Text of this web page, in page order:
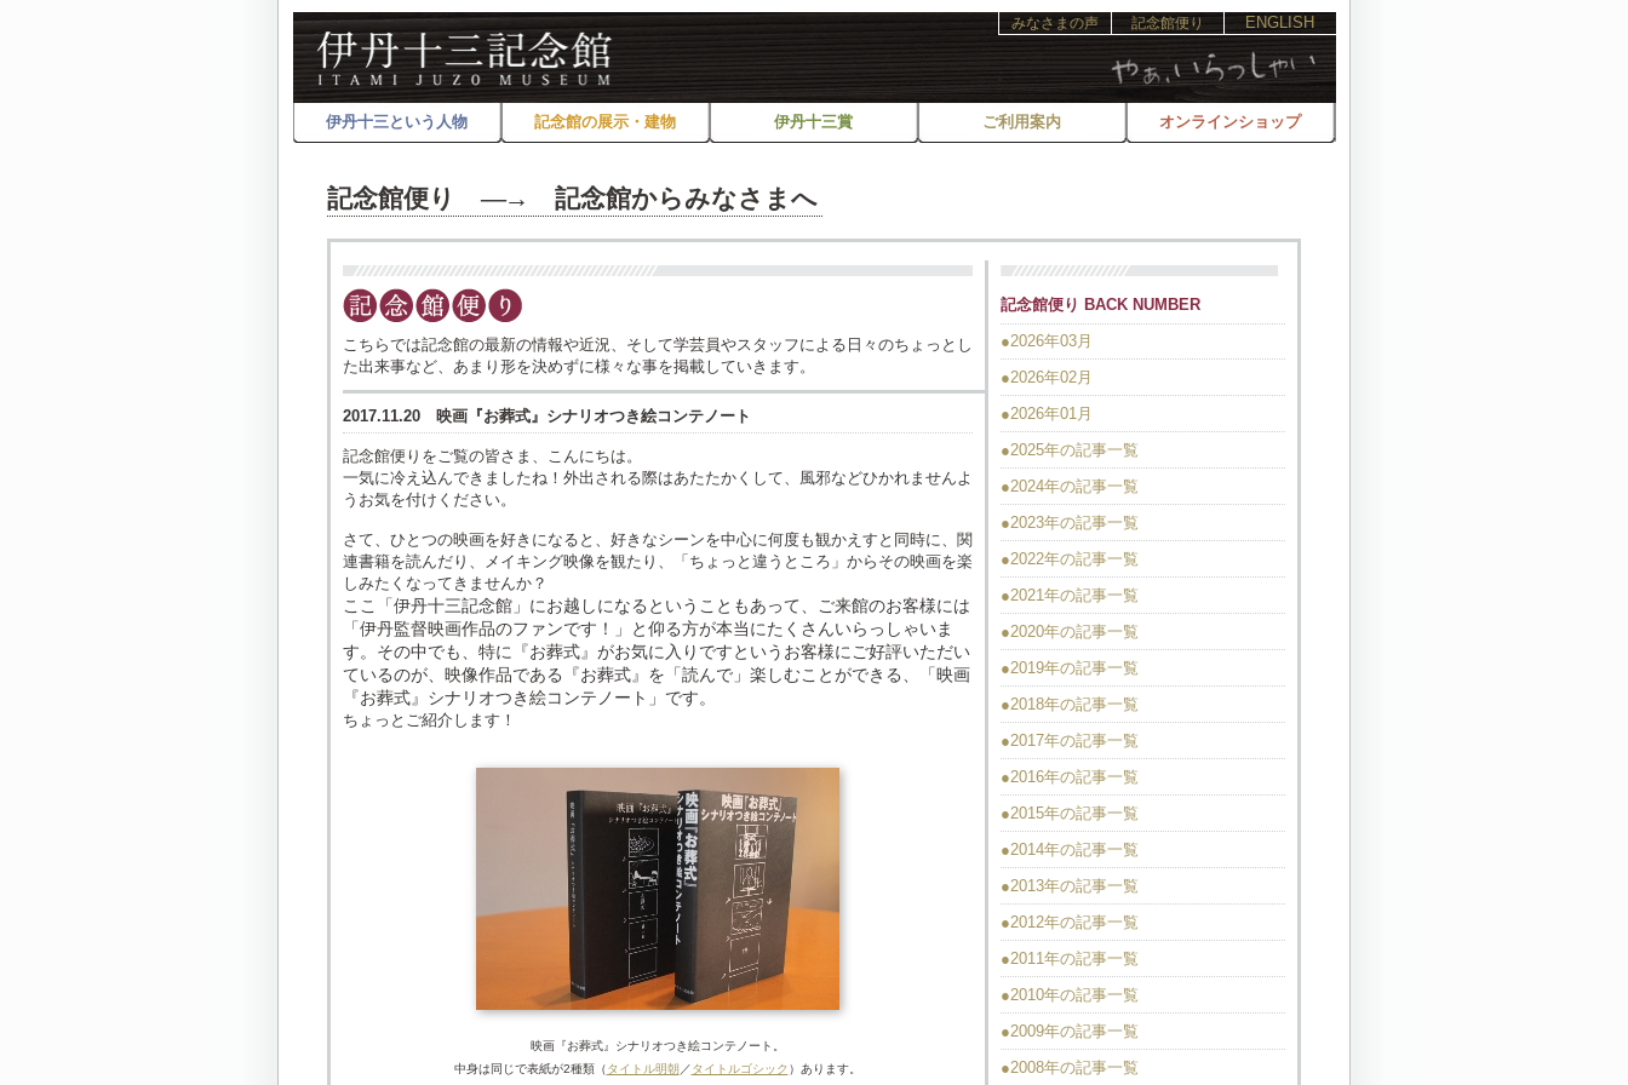
ENGLISH
記念館便り
みなさまの声
伊丹十三という人物 記念館の展示・建物 伊丹十三賞 ご利用案内 オンラインショップ
記念館便り ―→ 記念館からみなさまへ
こちらでは記念館の最新の情報や近況、そして学芸員やスタッフによる日々のちょっとし
た出来事など、あまり形を決めずに様々な事を掲載していきます。
2017.11.20 映画『お葬式』シナリオつき絵コンテノート
記念館便りをご覧の皆さま、こんにちは。
一気に冷え込んできましたね！外出される際はあたたかくして、風邪などひかれませんよ
うお気を付けください。
さて、ひとつの映画を好きになると、好きなシーンを中心に何度も観かえすと同時に、関
連書籍を読んだり、メイキング映像を観たり、「ちょっと違うところ」からその映画を楽
しみたくなってきませんか？
ここ「伊丹十三記念館」にお越しになるということもあって、ご来館のお客様には
「伊丹監督映画作品のファンです！」と仰る方が本当にたくさんいらっしゃいま
す。 その中でも、特に『お葬式』がお気に入りですというお客様にご好評いただい
ているのが、映像作品である『お葬式』を「読んで」楽しむことができる、「映画
『お葬式』シナリオつき絵コンテノート」です。
ちょっとご紹介します！
映画『お葬式』シナリオつき絵コンテノート。
中身は同じで表紙が2種類（タイトル明朝 ／タイトルゴシック ）あります。
記念館便り BACK NUMBER
●2026年03月
●2026年02月
●2026年01月
●2025年の記事一覧
●2024年の記事一覧
●2023年の記事一覧
●2022年の記事一覧
●2021年の記事一覧
●2020年の記事一覧
●2019年の記事一覧
●2018年の記事一覧
●2017年の記事一覧
●2016年の記事一覧
●2015年の記事一覧
●2014年の記事一覧
●2013年の記事一覧
●2012年の記事一覧
●2011年の記事一覧
●2010年の記事一覧
●2009年の記事一覧
●2008年の記事一覧